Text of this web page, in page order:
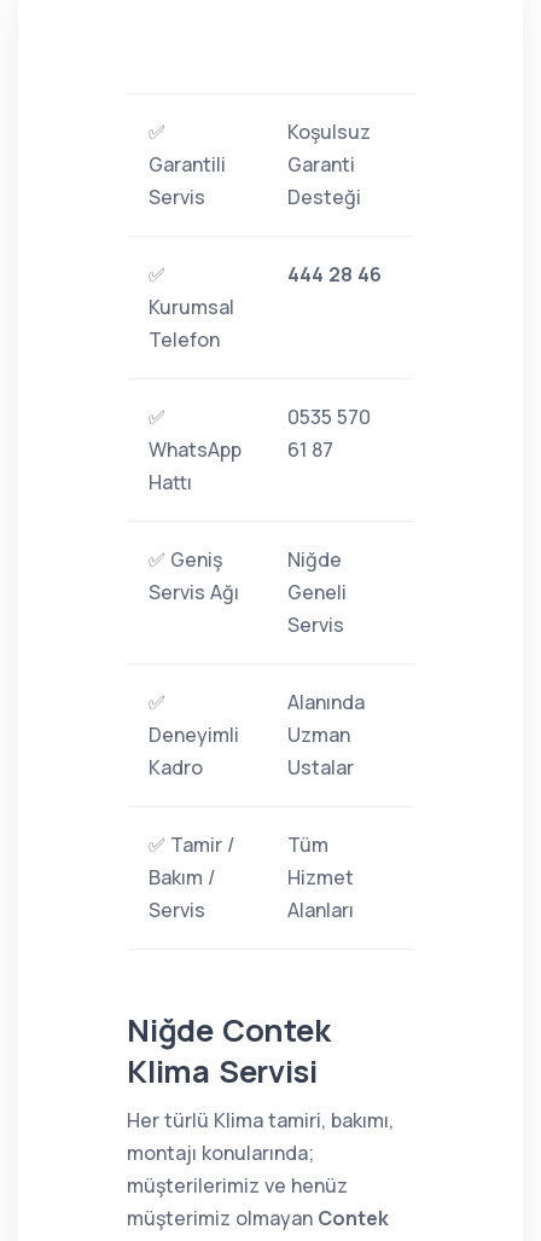
✅
Garantili
Servis
Koşulsuz
Garanti
Desteği
✅
Kurumsal
Telefon
444 28 46
✅
WhatsApp
Hattı
0535 570
61 87
✅ Geniş
Servis Ağı
Niğde
Geneli
Servis
✅
Deneyimli
Kadro
Alanında
Uzman
Ustalar
✅ Tamir /
Bakım /
Servis
Tüm
Hizmet
Alanları
Niğde Contek
Klima Servisi
Her türlü Klima tamiri, bakımı,
montajı konularında;
müşterilerimiz ve henüz
müşterimiz olmayan Contek